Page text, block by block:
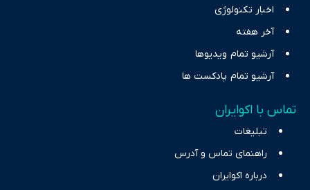
اخبار تکنولوژی
آخر هفته
آرشیو تمام ویدیوها
آرشیو تمام پادکست ها
تماس با اکوایران
تبلیغات
راهنمای تماس و آدرس
درباره اکوایران